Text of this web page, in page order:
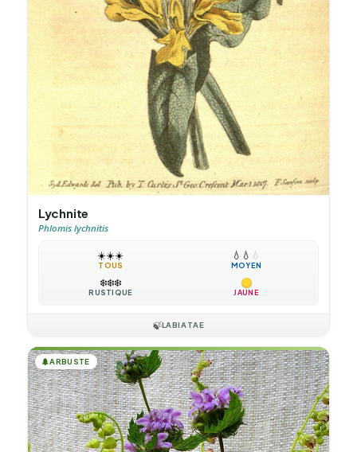
Lychnite
Phlomis lychnitis
☀️☀️☀️
TOUS
💧 💧 💧
MOYEN
❄️❄️❄️
RUSTIQUE JAUNE
🍃LABIATAE
🌲ARBUSTE